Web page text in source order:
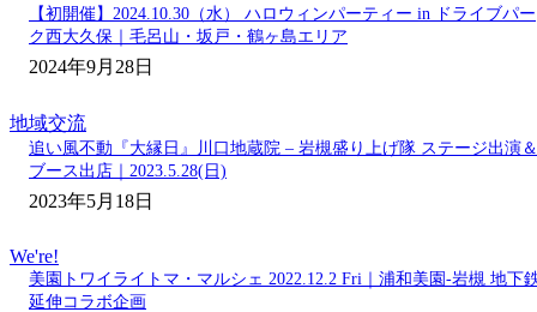
【初開催】2024.10.30（水） ハロウィンパーティー in ドライブパー
ク西大久保｜毛呂山・坂戸・鶴ヶ島エリア
2024年9月28日
地域交流
追い風不動『大縁日』川口地蔵院 – 岩槻盛り上げ隊 ステージ出演＆
ブース出店｜2023.5.28(日)
2023年5月18日
We're!
美園トワイライトマ・マルシェ 2022.12.2 Fri｜浦和美園-岩槻 地下
延伸コラボ企画